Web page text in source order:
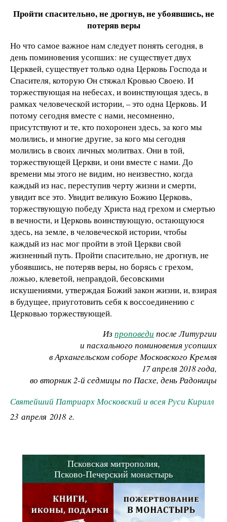
Пройти спасительно, не дрогнув, не убоявшись, не
потеряв веры
Но что самое важное нам следует понять сегодня, в
день поминовения усопших: не существует двух
Церквей, существует только одна Церковь Господа и
Спасителя, которую Он стяжал Кровью Своею. И
торжествующая на небесах, и воинствующая здесь, в
рамках человеческой истории, – это одна Церковь. И
потому сегодня вместе с нами, несомненно,
присутствуют и те, кто похоронен здесь, за кого мы
молились, и многие другие, за кого мы сегодня
молились в своих личных молитвах. Они в той,
торжествующей Церкви, и они вместе с нами. До
времени мы этого не видим, но неизвестно, когда
каждый из нас, переступив черту жизни и смерти,
увидит все это. Увидит великую Божию Церковь,
торжествующую победу Христа над грехом и смертью
в вечности, и Церковь воинствующую, остающуюся
здесь, на земле, в человеческой истории, чтобы
каждый из нас мог пройти в этой Церкви свой
жизненный путь. Пройти спасительно, не дрогнув, не
убоявшись, не потеряв веры, но борясь с грехом,
ложью, клеветой, неправдой, бесовскими
искушениями, утверждая Божий закон жизни, и, взирая
в будущее, приуготовить себя к воссоединению с
Церковью торжествующей.
Изпроповеди после Литургии
и пасхального поминовения усопших
в Архангельском соборе Московского Кремля
17 апреля 2018 года,
во вторник 2-й седмицы по Пасхе, день Радоницы
Святейший Патриарх Московский и всея Руси Кирилл
23 апреля 2018 г.
Псковская митрополия,
Псково-Печерский монастырь